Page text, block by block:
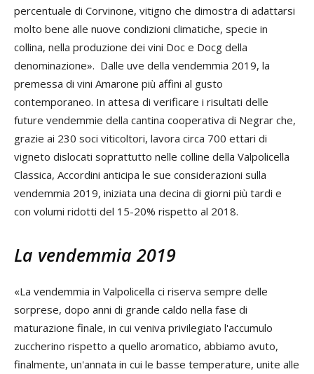
percentuale di Corvinone, vitigno che dimostra di adattarsi
molto bene alle nuove condizioni climatiche, specie in
collina, nella produzione dei vini Doc e Docg della
denominazione». Dalle uve della vendemmia 2019, la
premessa di vini Amarone più affini al gusto
contemporaneo. In attesa di verificare i risultati delle
future vendemmie della cantina cooperativa di Negrar che,
grazie ai 230 soci viticoltori, lavora circa 700 ettari di
vigneto dislocati soprattutto nelle colline della Valpolicella
Classica, Accordini anticipa le sue considerazioni sulla
vendemmia 2019, iniziata una decina di giorni più tardi e
con volumi ridotti del 15-20% rispetto al 2018.
La vendemmia 2019
«La vendemmia in Valpolicella ci riserva sempre delle
sorprese, dopo anni di grande caldo nella fase di
maturazione finale, in cui veniva privilegiato l'accumulo
zuccherino rispetto a quello aromatico, abbiamo avuto,
finalmente, un'annata in cui le basse temperature, unite alle